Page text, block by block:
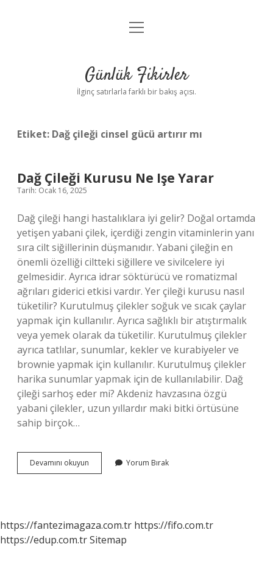
Anasayfa
Yasal Uyarı
menüyü
Günlük Fikirler
İlginç satırlarla farklı bir bakış açısı.
Etiket: Dağ çileği cinsel gücü artırır mı
Dağ Çileği Kurusu Ne Işe Yarar
Tarih: Ocak 16, 2025
Dağ çileği hangi hastalıklara iyi gelir? Doğal ortamda
yetişen yabani çilek, içerdiği zengin vitaminlerin yanı
sıra cilt siğillerinin düşmanıdır. Yabani çileğin en
önemli özelliği ciltteki siğillere ve sivilcelere iyi
gelmesidir. Ayrıca idrar söktürücü ve romatizmal
ağrıları giderici etkisi vardır. Yer çileği kurusu nasıl
tüketilir? Kurutulmuş çilekler soğuk ve sıcak çaylar
yapmak için kullanılır. Ayrıca sağlıklı bir atıştırmalık
veya yemek olarak da tüketilir. Kurutulmuş çilekler
ayrıca tatlılar, sunumlar, kekler ve kurabiyeler ve
brownie yapmak için kullanılır. Kurutulmuş çilekler
harika sunumlar yapmak için de kullanılabilir. Dağ
çileği sarhoş eder mi? Akdeniz havzasına özgü
yabani çilekler, uzun yıllardır maki bitki örtüsüne
sahip birçok…
Devamını okuyun
Çileği
Yorum Bırak
https://fantezimagaza.com.tr https://fifo.com.tr
https://edup.com.trSitemap